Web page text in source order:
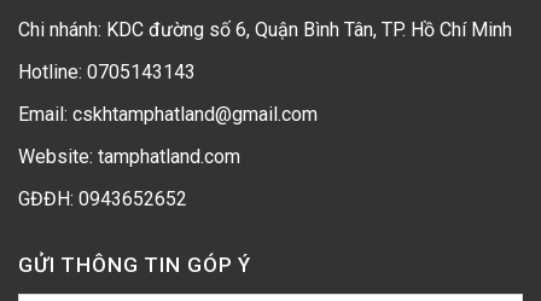
Chi nhánh: KDC đường số 6, Quận Bình Tân, TP. Hồ Chí Minh
Hotline: 0705143143
Email: cskhtamphatland@gmail.com
Website: tamphatland.com
GĐĐH: 0943652652
GỬI THÔNG TIN GÓP Ý